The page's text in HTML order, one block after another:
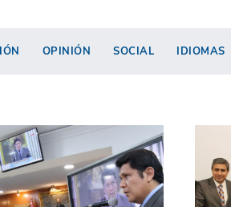
OPINIÓN SOCIAL IDIOMAS